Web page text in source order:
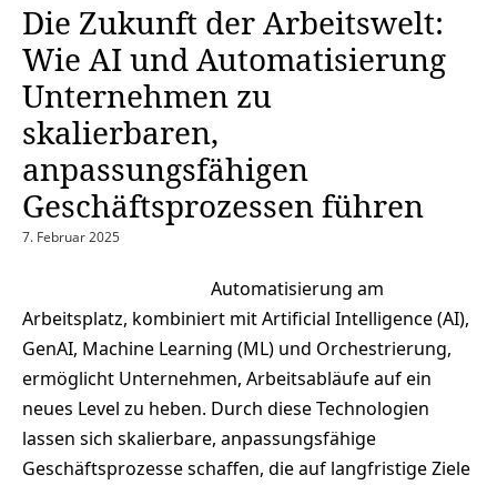
Die Zukunft der Arbeitswelt:
Wie AI und Automatisierung
Unternehmen zu
skalierbaren,
anpassungsfähigen
Geschäftsprozessen führen
7. Februar 2025
Automatisierung am
Arbeitsplatz, kombiniert mit Artificial Intelligence (AI),
GenAI, Machine Learning (ML) und Orchestrierung,
ermöglicht Unternehmen, Arbeitsabläufe auf ein
neues Level zu heben. Durch diese Technologien
lassen sich skalierbare, anpassungsfähige
Geschäftsprozesse schaffen, die auf langfristige Ziele